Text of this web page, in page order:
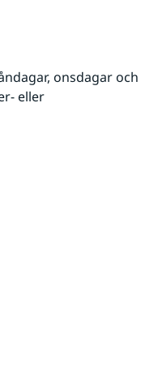
onsdagar och
eller